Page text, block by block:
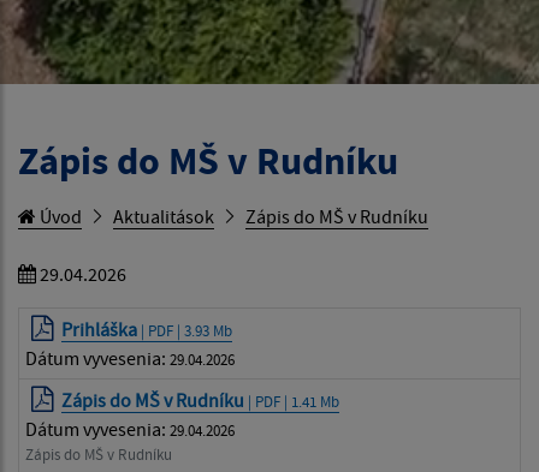
Zápis do MŠ v Rudníku
Úvod Aktualitások Zápis do MŠ v Rudníku
29.04.2026
Prihláška | PDF | 3.93 Mb
Dátum vyvesenia: 29.04.2026
Zápis do MŠ v Rudníku | PDF | 1.41 Mb
Dátum vyvesenia: 29.04.2026
Zápis do MŠ v Rudníku